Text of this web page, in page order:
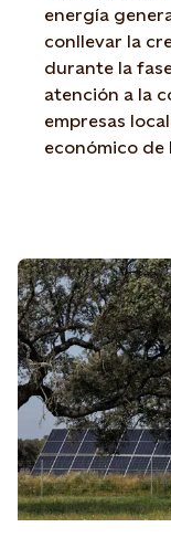
energía
conllevar la
durante la
atención a la
empresas
económico de